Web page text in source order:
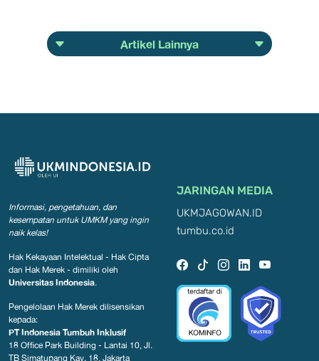
Artikel Lainnya
Informasi, pengetahuan, dan
kesempatan untuk UMKM yang ingin
naik kelas!
Hak Kekayaan Intelektual - Hak Cipta
dan Hak Merek - dimiliki oleh
Universitas Indonesia.
Pengelolaan Hak Merek dilisensikan
kepada:
PT Indonesia Tumbuh Inklusif
18 Office Park Building - Lantai 10, Jl.
TB Simatupang Kav. 18, Jakarta
JARINGAN MEDIA
UKMJAGOWAN.ID
tumbu.co.id